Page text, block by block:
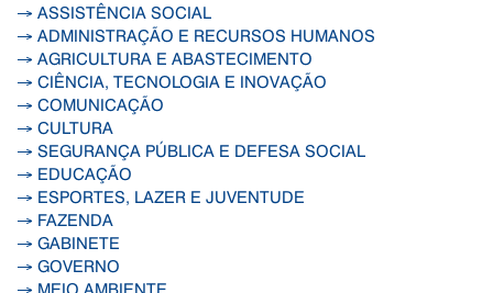
→ ASSISTÊNCIA SOCIAL
→ ADMINISTRAÇÃO E RECURSOS HUMANOS
→ AGRICULTURA E ABASTECIMENTO
→ CIÊNCIA, TECNOLOGIA E INOVAÇÃO
→ COMUNICAÇÃO
→ CULTURA
→ SEGURANÇA PÚBLICA E DEFESA SOCIAL
→ EDUCAÇÃO
→ ESPORTES, LAZER E JUVENTUDE
→ FAZENDA
→ GABINETE
→ GOVERNO
→ MEIO AMBIENTE